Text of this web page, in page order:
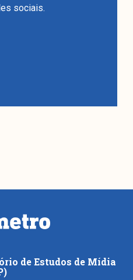
sociais.
de Estudos de Mídia